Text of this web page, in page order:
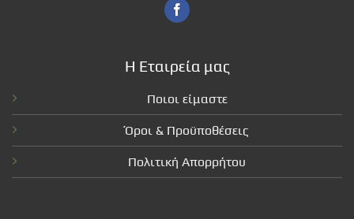
Η Εταιρεία μας
Ποιοι είμαστε
Όροι & Προϋποθέσεις
Πολιτική Απορρήτου